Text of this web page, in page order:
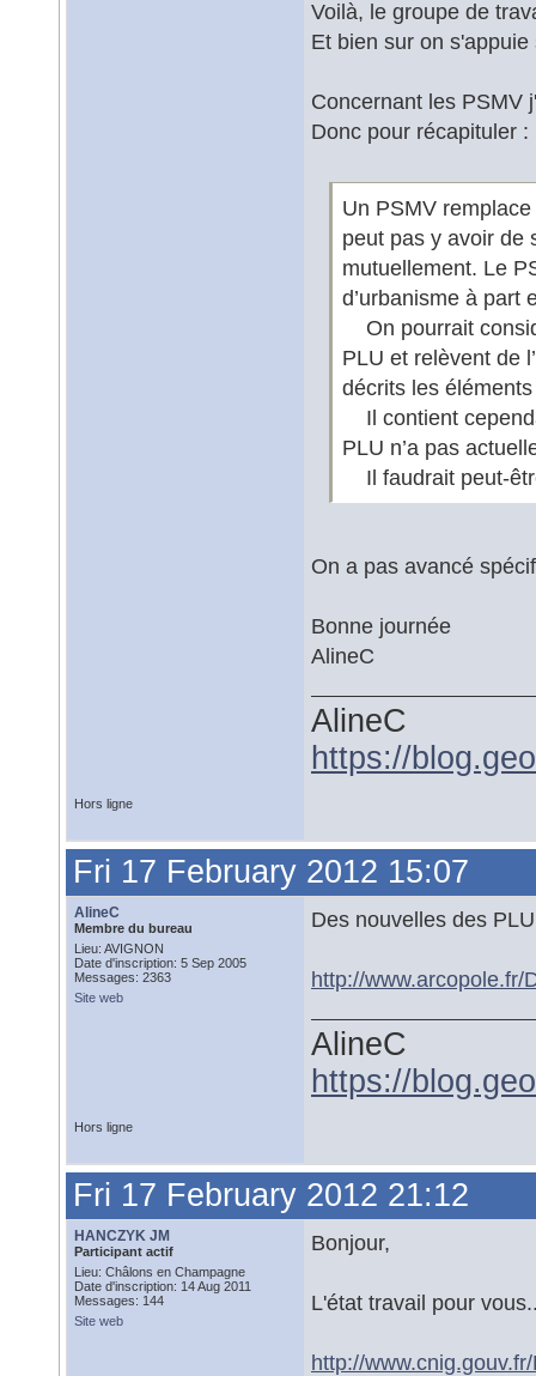
Voilà, le groupe de
Et bien sur on
Concernant les PSMV
Donc pour récapituler :
Un PSMV
peut pas y avoir de
mutuellement. Le
d’urbanisme à part
On pourrait
PLU et relèvent de
décrits les
Il contient
PLU n’a pas
Il faudrait peut-
On a pas avancé
Bonne journée
AlineC
AlineC
https://
Hors ligne
Fri 17 February 2012 15:07
AlineC
Membre du bureau
Lieu: AVIGNON
Date d'inscription: 5 Sep 2005
Messages: 2363
Site web
Des nouvelles des
http://
AlineC
https://
Hors ligne
Fri 17 February 2012 21:12
HANCZYK JM
Participant actif
Lieu: Châlons en Champagne
Date d'inscription: 14 Aug 2011
Messages: 144
Site web
Bonjour,
L'état travail pour
http://